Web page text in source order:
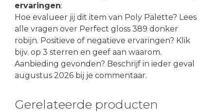
ervaringen:
Hoe evalueer jij dit item van Poly Palette? Lees
alle vragen over Perfect gloss 389 donker
robijn. Positieve of negatieve ervaringen? Klik
bijv. op 3 sterren en geef aan waarom.
Aanbieding gevonden? Beschrijf in ieder geval
augustus 2026 bij je commentaar.
Gerelateerde producten